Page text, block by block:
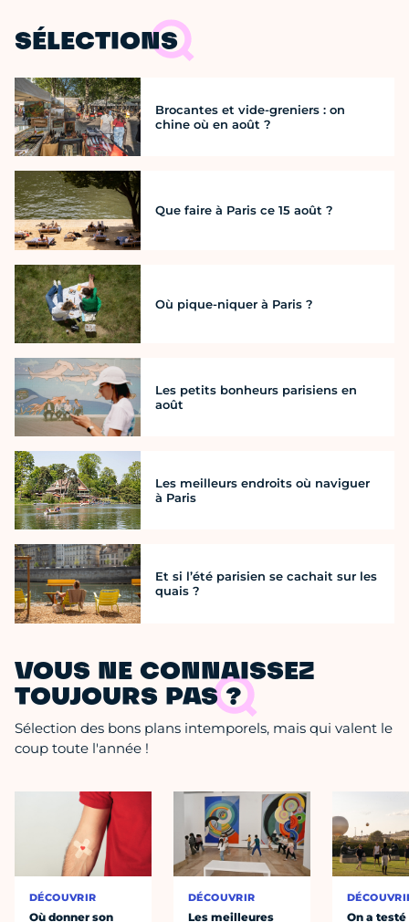
SÉLECTIONS
Brocantes et vide-greniers : on
chine où en août ?
Que faire à Paris ce 15 août ?
Où pique-niquer à Paris ?
Les petits bonheurs parisiens en
août
Les meilleurs endroits où naviguer
à Paris
Et si l’été parisien se cachait sur les
quais ?
VOUS NE CONNAISSEZ
TOUJOURS PAS ?
Sélection des bons plans intemporels, mais qui valent le
coup toute l'année !
DÉCOUVRIR
Où donner son
DÉCOUVRIR
Les meilleures
On a testé